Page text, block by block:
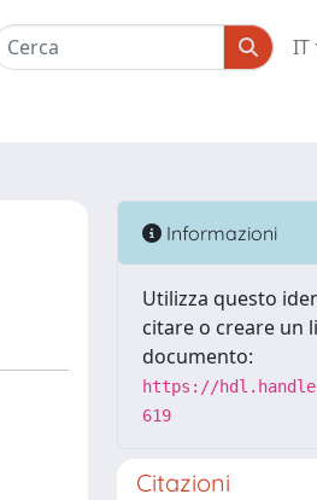
IT
Informazioni
Utilizza questo
citare o creare un
documento:
https://
619
Citazioni